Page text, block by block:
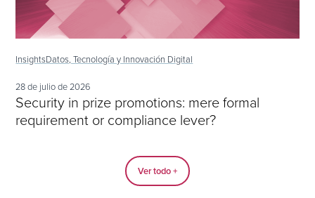
InsightsDatos, Tecnología y Innovación Digital
28 de julio de 2026
Security in prize promotions: mere formal
requirement or compliance lever?
Ver todo +